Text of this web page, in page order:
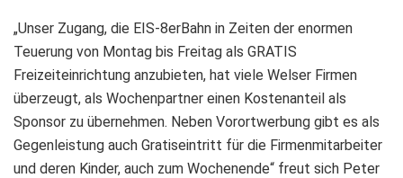
„Unser Zugang, die EIS-8erBahn in Zeiten der enormen
Teuerung von Montag bis Freitag als GRATIS
Freizeiteinrichtung anzubieten, hat viele Welser Firmen
überzeugt, als Wochenpartner einen Kostenanteil als
Sponsor zu übernehmen. Neben Vorortwerbung gibt es als
Gegenleistung auch Gratiseintritt für die Firmenmitarbeiter
und deren Kinder, auch zum Wochenende“ freut sich Peter